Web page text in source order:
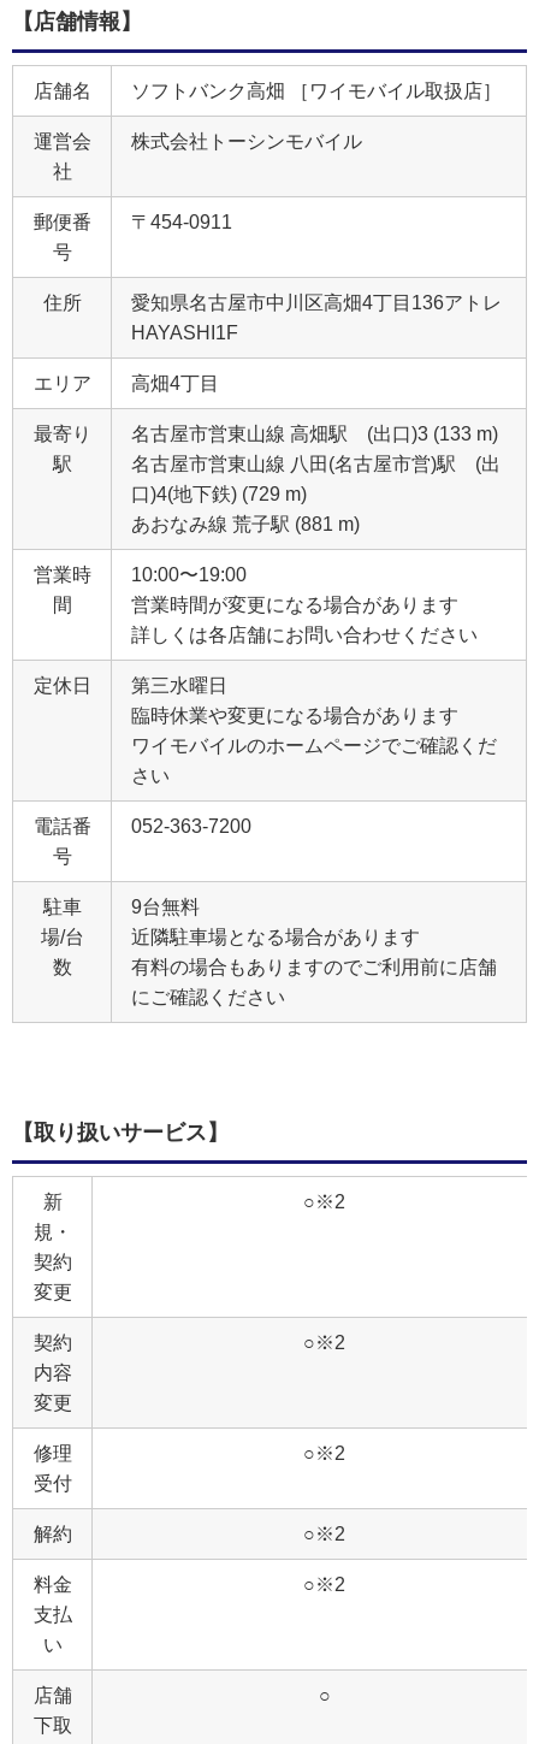
【店舗情報】
店舗名 ソフトバンク高畑 ［ワイモバイル取扱店］
運営会
社
株式会社トーシンモバイル
郵便番
号
〒454-0911
住所
愛知県名古屋市中川区高畑4丁目136アトレ
HAYASHI1F
エリア 高畑4丁目
最寄り
駅
名古屋市営東山線 高畑駅 (出口)3 (133 m)
名古屋市営東山線 八田(名古屋市営)駅 (出
口)4(地下鉄) (729 m)
あおなみ線 荒子駅 (881 m)
営業時
間
10:00〜19:00
営業時間が変更になる場合があります
詳しくは各店舗にお問い合わせください
定休日
第三水曜日
臨時休業や変更になる場合があります
ワイモバイルのホームページでご確認くだ
さい
電話番
号
052-363-7200
駐車
場/台
数
9台無料
近隣駐車場となる場合があります
有料の場合もありますのでご利用前に店舗
にご確認ください
【取り扱いサービス】
新
規・
契約
変更
○※2
契約
内容
変更
○※2
修理
受付
○※2
解約 ○※2
料金
支払
い
○※2
店舗
下取
○